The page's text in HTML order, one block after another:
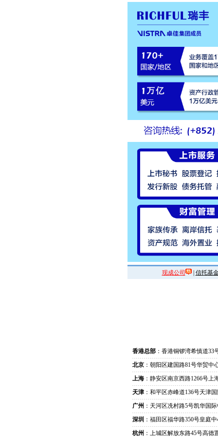
现成公司 | 信托基
香港总部 ：香港铜锣湾希慎道33
北京 ：朝阳区建国路81号华贸中
上海 ：静安区南京西路1266号上
天津 ：和平区赤峰道136号天津
广州 ：天河区冼村路5号凯华国
深圳 ：福田区福华路350号皇庭
杭州 ：上城区解放东路45号高德